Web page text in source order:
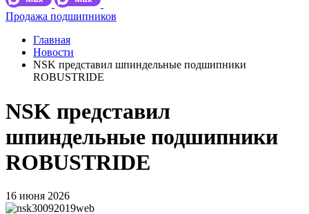
Продажа подшипников
Главная
Новости
NSK представил шпиндельные подшипники
ROBUSTRIDE
NSK представил
шпиндельные подшипники
ROBUSTRIDE
16 июня 2026